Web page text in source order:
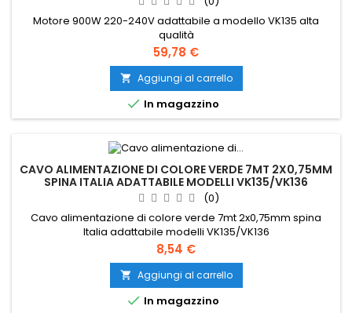
Motore 900W 220-240V adattabile a modello VK135 alta
qualità
Prezzo
59,78 €
 Aggiungi al carrello
 In magazzino
CAVO ALIMENTAZIONE DI COLORE VERDE 7MT 2X0,75MM
SPINA ITALIA ADATTABILE MODELLI VK135/VK136
(0)
Cavo alimentazione di colore verde 7mt 2x0,75mm spina
Italia adattabile modelli VK135/VK136
Prezzo
8,54 €
 Aggiungi al carrello
 In magazzino